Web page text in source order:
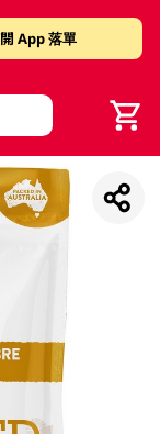
App 落單